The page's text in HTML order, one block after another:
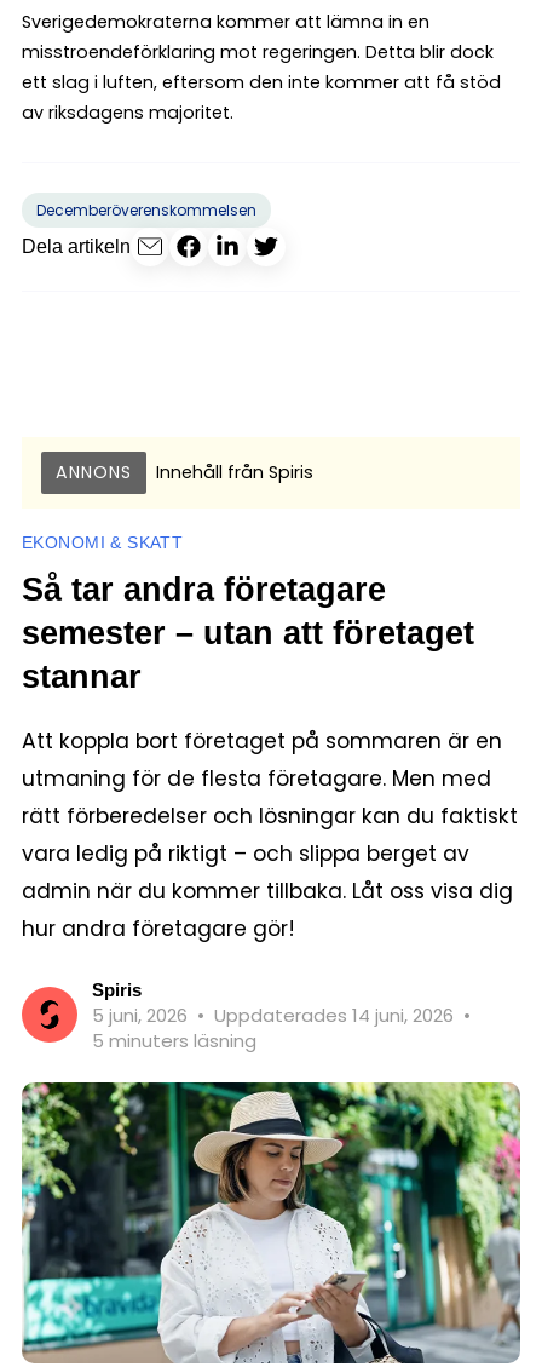
Sverigedemokraterna kommer att lämna in en
misstroendeförklaring mot regeringen. Detta blir dock
ett slag i luften, eftersom den inte kommer att få stöd
av riksdagens majoritet.
Decemberöverenskommelsen
Dela artikeln
ANNONS Innehåll från Spiris
EKONOMI & SKATT
Så tar andra företagare
semester – utan att företaget
stannar
Att koppla bort företaget på sommaren är en
utmaning för de flesta företagare. Men med
rätt förberedelser och lösningar kan du faktiskt
vara ledig på riktigt – och slippa berget av
admin när du kommer tillbaka. Låt oss visa dig
hur andra företagare gör!
Spiris
5 juni, 2026 • Uppdaterades 14 juni, 2026 •
5 minuters läsning